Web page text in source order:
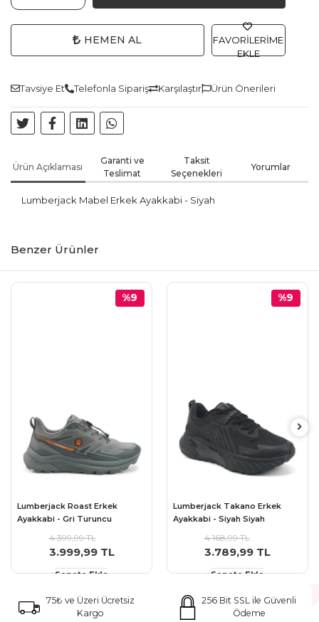
HEMEN AL
FAVORILERIME
EKLE
Tavsiye Et Telefonla Sipariş Karşılaştır Ürün Önerileri
Ürün Açıklaması
Garanti ve
Teslimat
Taksit
Seçenekleri
Yorumlar
Lumberjack Mabel Erkek Ayakkabi - Siyah
Benzer Ürünler
%9
Lumberjack Roast Erkek
Ayakkabi - Gri Turuncu
4.399,99 TL
3.999,99 TL
Sepete Ekle
%9
Lumberjack Takano Erkek
Ayakkabi - Siyah Siyah
4.168,99 TL
3.789,99 TL
Sepete Ekle
75₺ ve Üzeri Ücretsiz
Kargo
256 Bit SSL ile Güvenli
Ödeme